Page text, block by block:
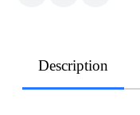
Description